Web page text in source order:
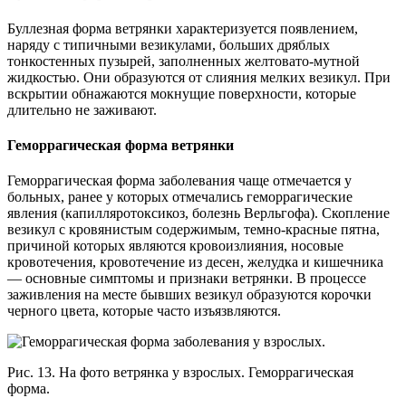
Буллезная форма ветрянки характеризуется появлением,
наряду с типичными везикулами, больших дряблых
тонкостенных пузырей, заполненных желтовато-мутной
жидкостью. Они образуются от слияния мелких везикул. При
вскрытии обнажаются мокнущие поверхности, которые
длительно не заживают.
Геморрагическая форма ветрянки
Геморрагическая форма заболевания чаще отмечается у
больных, ранее у которых отмечались геморрагические
явления (капилляротоксикоз, болезнь Верльгофа). Скопление
везикул с кровянистым содержимым, темно-красные пятна,
причиной которых являются кровоизлияния, носовые
кровотечения, кровотечение из десен, желудка и кишечника
— основные симптомы и признаки ветрянки. В процессе
заживления на месте бывших везикул образуются корочки
черного цвета, которые часто изъязвляются.
Рис. 13. На фото ветрянка у взрослых. Геморрагическая
форма.